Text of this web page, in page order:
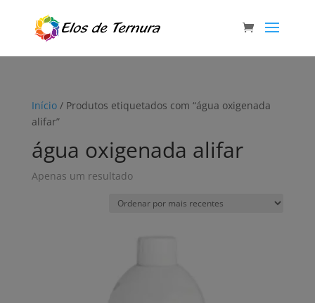
Início/ Produtos etiquetados com “água oxigenada
alifar”
água oxigenada alifar
Apenas um resultado